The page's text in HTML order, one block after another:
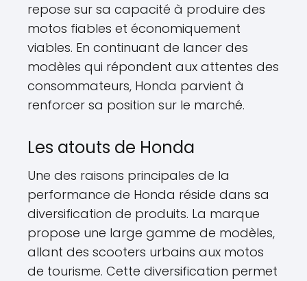
repose sur sa capacité à produire des
motos fiables et économiquement
viables. En continuant de lancer des
modèles qui répondent aux attentes des
consommateurs, Honda parvient à
renforcer sa position sur le marché.
Les atouts de Honda
Une des raisons principales de la
performance de Honda réside dans sa
diversification de produits. La marque
propose une large gamme de modèles,
allant des scooters urbains aux motos
de tourisme. Cette diversification permet